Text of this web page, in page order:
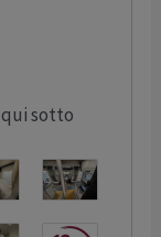
sotto